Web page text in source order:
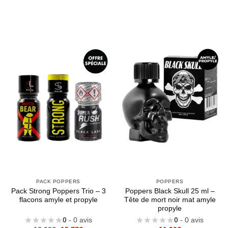
PACK POPPERS
Pack Strong Poppers Trio – 3
flacons amyle et propyle
0 - 0 avis
POPPERS
Poppers Black Skull 25 ml –
Tête de mort noir mat amyle
propyle
0 - 0 avis